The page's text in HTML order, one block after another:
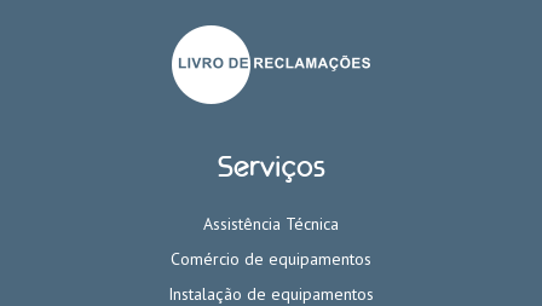
Serviços
Assistência Técnica
Comércio de equipamentos
Instalação de equipamentos